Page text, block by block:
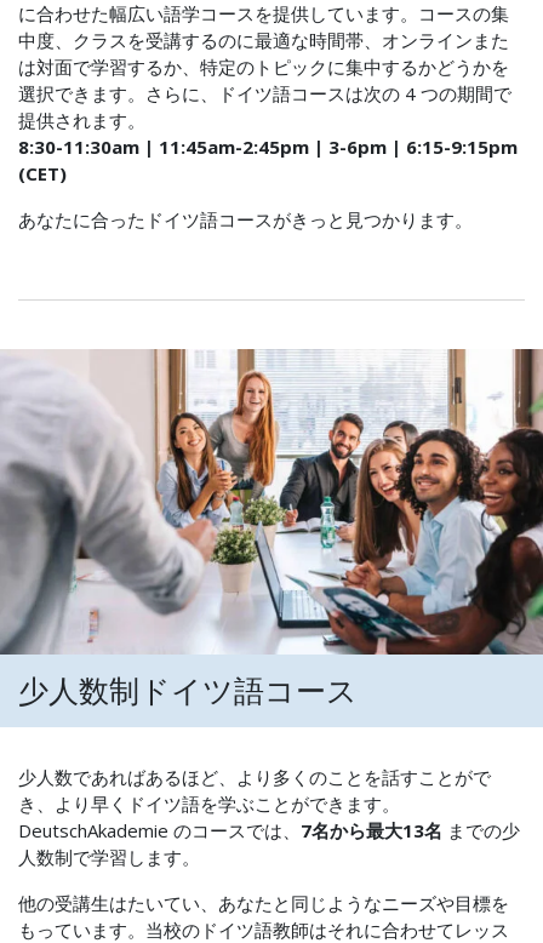
に合わせた幅広い語学コースを提供しています。コースの集
中度、クラスを受講するのに最適な時間帯、オンラインまた
は対面で学習するか、特定のトピックに集中するかどうかを
選択できます。さらに、ドイツ語コースは次の 4 つの期間で
提供されます。
8:30-11:30am | 11:45am-2:45pm | 3-6pm | 6:15-9:15pm
(CET)
あなたに合ったドイツ語コースがきっと見つかります。
少人数制ドイツ語コース
少人数であればあるほど、より多くのことを話すことがで
き、より早くドイツ語を学ぶことができます。
DeutschAkademie のコースでは、 7名から最大13名 までの少
人数制で学習します。
他の受講生はたいてい、あなたと同じようなニーズや目標を
もっています。当校のドイツ語教師はそれに合わせてレッス